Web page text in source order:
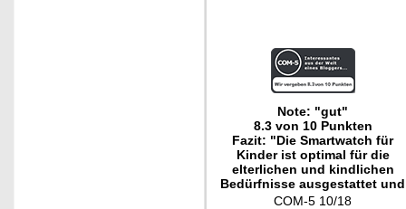
Note: "gut"
8.3 von 10 Punkten
Fazit: "Die Smartwatch für
Kinder ist optimal für die
elterlichen und kindlichen
Bedürfnisse ausgestattet und
bietet nicht nur Spaß,
COM-5 10/18